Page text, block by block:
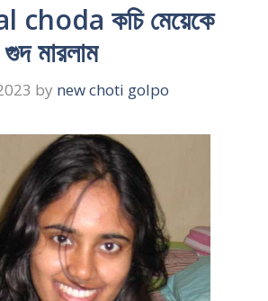
কচি মেয়েকে
মারলাম
by new choti golpo